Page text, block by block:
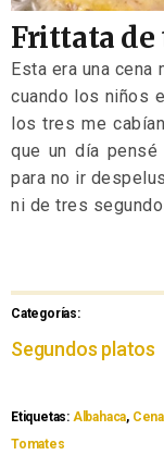
Frittata de
Esta era una
cuando los niños
los tres me
que un día
para no ir
ni de tres
Categorías:
Segundos platos
Etiquetas: Albahaca,
Tomates